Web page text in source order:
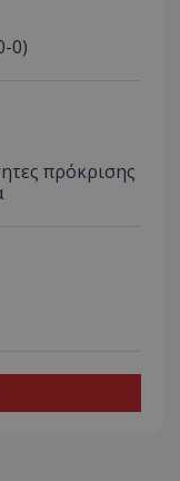
0)
πρόκρισης